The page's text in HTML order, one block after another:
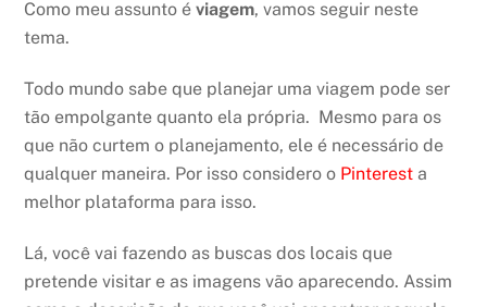
Como meu assunto éviagem, vamos seguir neste
tema.
Todo mundo sabe que planejar uma viagem pode ser
tão empolgante quanto ela própria. Mesmo para os
que não curtem o planejamento, ele é necessário de
qualquer maneira. Por isso considero o Pinterest a
melhor plataforma para isso.
Lá, você vai fazendo as buscas dos locais que
pretende visitar e as imagens vão aparecendo. Assim